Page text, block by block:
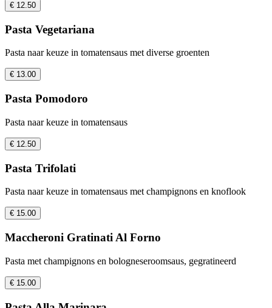
€ 12.50
Pasta Vegetariana
Pasta naar keuze in tomatensaus met diverse groenten
€ 13.00
Pasta Pomodoro
Pasta naar keuze in tomatensaus
€ 12.50
Pasta Trifolati
Pasta naar keuze in tomatensaus met champignons en knoflook
€ 15.00
Maccheroni Gratinati Al Forno
Pasta met champignons en bologneseroomsaus, gegratineerd
€ 15.00